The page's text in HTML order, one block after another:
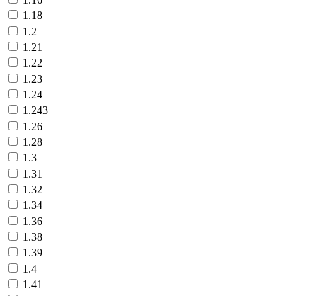
1.18
1.2
1.21
1.22
1.23
1.24
1.243
1.26
1.28
1.3
1.31
1.32
1.34
1.36
1.38
1.39
1.4
1.41